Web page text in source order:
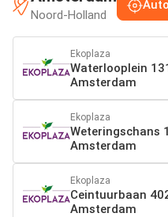
Noord-Holland
Ekoplaza
Waterlooplein
Amsterdam
Ekoplaza
Weteringschans
Amsterdam
Ekoplaza
Ceintuurbaan
Amsterdam